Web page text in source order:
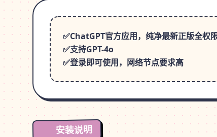
✅ChatGPT官方应用，纯净最新正版全权
✅支持GPT-4o
✅登录即可使用，网络节点要求高
安装说明